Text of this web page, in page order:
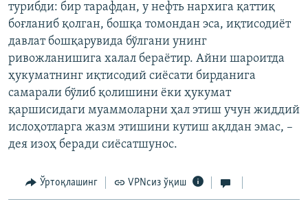
турибди: бир тарафдан, у нефть нархига қаттиқ
боғланиб қолган, бошқа томондан эса, иқтисодиёт
давлат бошқарувида бўлгани унинг
ривожланишига халал бераётир. Айни шароитда
ҳукуматнинг иқтисодий сиёсати бирданига
самарали бўлиб қолишини ёки ҳукумат
қаршисидаги муаммоларни ҳал этиш учун жиддий
ислоҳотларга жазм этишини кутиш ақлдан эмас, –
дея изоҳ беради сиёсатшунос.
Ўртоқлашинг VPNсиз ўқиш